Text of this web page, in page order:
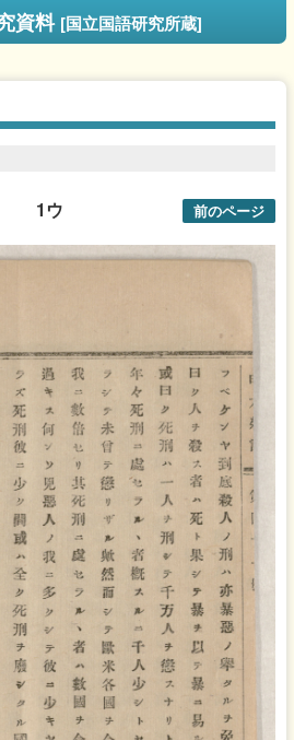
資料 [国立国語研究所蔵]
1ウ 前のページ